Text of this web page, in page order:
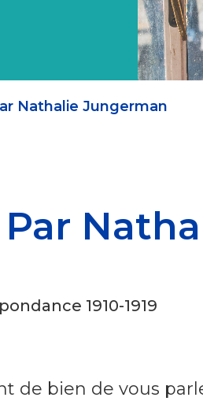
Nathalie Jungerman
1910-1919
de bien de vous